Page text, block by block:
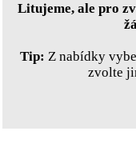
Litujeme, ale pro
Tip: Z nabídky
zvolte